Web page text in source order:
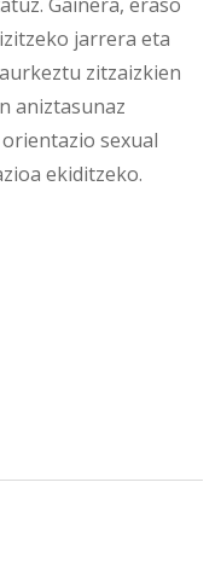
jarrera eta
zitzaizkien
aniztasunaz
sexual
ekiditzeko.